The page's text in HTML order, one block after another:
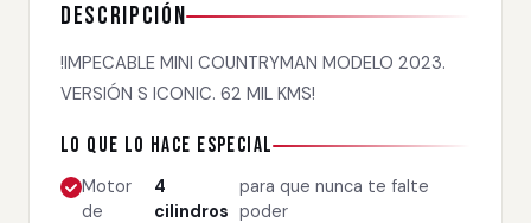
Descripción
!IMPECABLE MINI COUNTRYMAN MODELO 2023.
VERSIÓN S ICONIC. 62 MIL KMS!
Lo que lo hace especial
Motor
de
4
cilindros
para que nunca te falte
poder